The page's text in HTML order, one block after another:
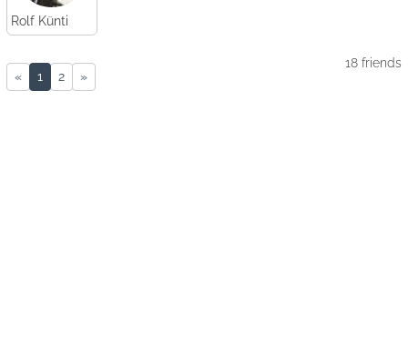
Rolf Künti
18 friends
« Previous page
1 2 »Next page